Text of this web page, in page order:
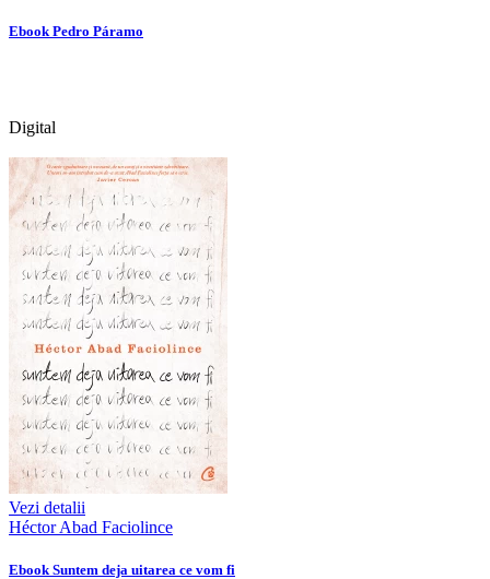
Ebook Pedro Páramo
Digital
Vezi detalii
Héctor Abad Faciolince
Ebook Suntem deja uitarea ce vom fi